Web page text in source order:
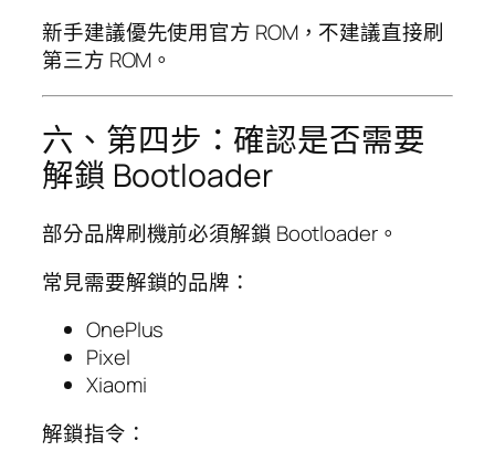
新手建議優先使用官方 ROM，不建議直接刷
第三方 ROM。
六、第四步：確認是否需要
解鎖 Bootloader
部分品牌刷機前必須解鎖 Bootloader。
常見需要解鎖的品牌：
OnePlus
Pixel
Xiaomi
解鎖指令：